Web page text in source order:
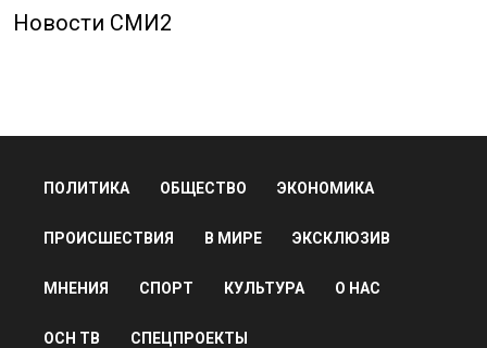
Новости СМИ2
ПОЛИТИКА ОБЩЕСТВО ЭКОНОМИКА
ПРОИСШЕСТВИЯ В МИРЕ ЭКСКЛЮЗИВ
МНЕНИЯ СПОРТ КУЛЬТУРА О НАС
ОСН ТВ СПЕЦПРОЕКТЫ